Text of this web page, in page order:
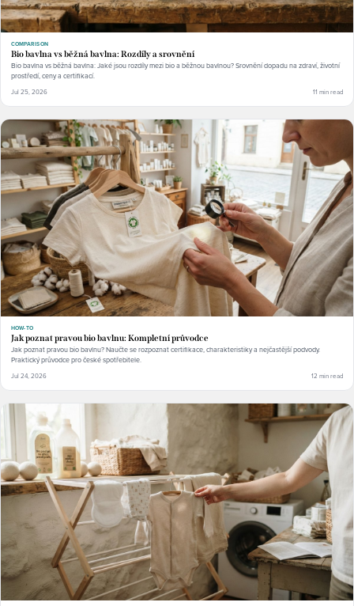
COMPARISON
Bio bavlna vs běžná bavlna: Rozdíly a srovnění
Bio bavlna vs běžná bavlna: Jaké jsou rozdíly mezi bio a běžnou bavlnou? Srovnění dopadu na zdraví, životní
prostředí, ceny a certifikací.
Jul 25, 2026 11 min read
HOW-TO
Jak poznat pravou bio bavlnu: Kompletní průvodce
Jak poznat pravou bio bavlnu? Naučte se rozpoznat certifikace, charakteristiky a nejčastější podvody.
Praktický průvodce pro české spotřebitele.
Jul 24, 2026 12 min read